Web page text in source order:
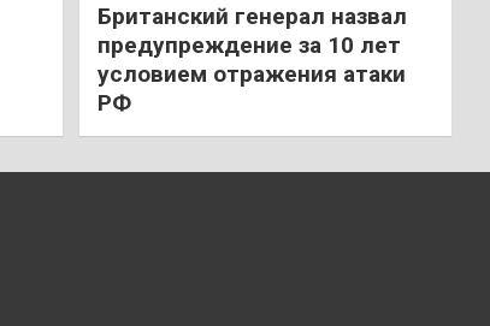
Британский генерал назвал
предупреждение за 10 лет
условием отражения атаки
РФ